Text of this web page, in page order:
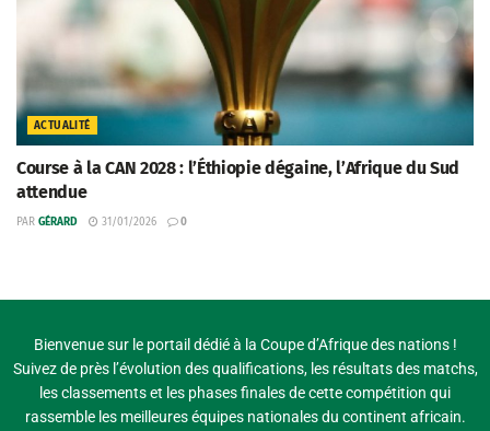
ACTUALITÉ
Course à la CAN 2028 : l’Éthiopie dégaine, l’Afrique du Sud
attendue
PAR GÉRARD 31/01/2026 0
Bienvenue sur le portail dédié à la Coupe d’Afrique des nations !
Suivez de près l’évolution des qualifications, les résultats des matchs,
les classements et les phases finales de cette compétition qui
rassemble les meilleures équipes nationales du continent africain.